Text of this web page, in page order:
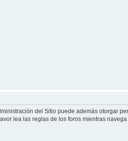
del Sitio puede además otorgar
lea las reglas de los foros mientras